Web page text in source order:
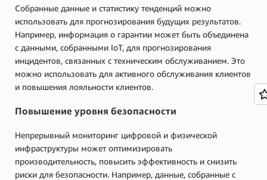
Собранные данные и статистику тенденций можно
использовать для прогнозирования будущих результатов.
Например, информация о гарантии может быть объединена
с данными, собранными IoT, для прогнозирования
инцидентов, связанных с техническим обслуживанием. Это
можно использовать для активного обслуживания клиентов
и повышения лояльности клиентов.
Повышение уровня безопасности
Непрерывный мониторинг цифровой и физической
инфраструктуры может оптимизировать
производительность, повысить эффективность и снизить
риски для безопасности. Например, данные, собранные с